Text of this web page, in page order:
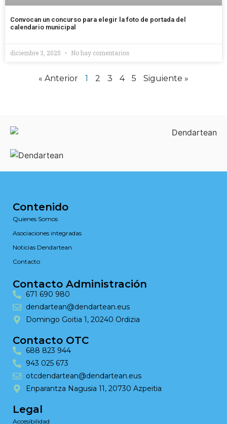
Convocan un concurso para elegir la foto de portada del
calendario municipal
diciembre 3, 2025 No hay comentarios
« Anterior 1 2 3 4 5 Siguiente »
Contenido
Quienes Somos
Asociaciones integradas
Noticias Dendartean
Contacto
Contacto Administración
671 690 980
dendartean@dendartean.eus
Domingo Goitia 1, 20240 Ordizia
Contacto OTC
688 823 944
943 025 673
otcdendartean@dendartean.eus
Enparantza Nagusia 11, 20730 Azpeitia
Legal
Accesibilidad